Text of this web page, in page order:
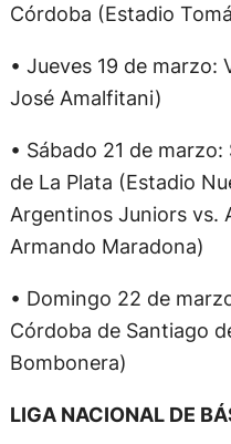
Córdoba (Estadio
• Jueves 19 de marzo:
José Amalfitani)
• Sábado 21 de
de La Plata (Estadio
Argentinos Juniors vs.
Armando Maradona)
• Domingo 22 de
Córdoba de Santiago
Bombonera)
LIGA NACIONAL DE